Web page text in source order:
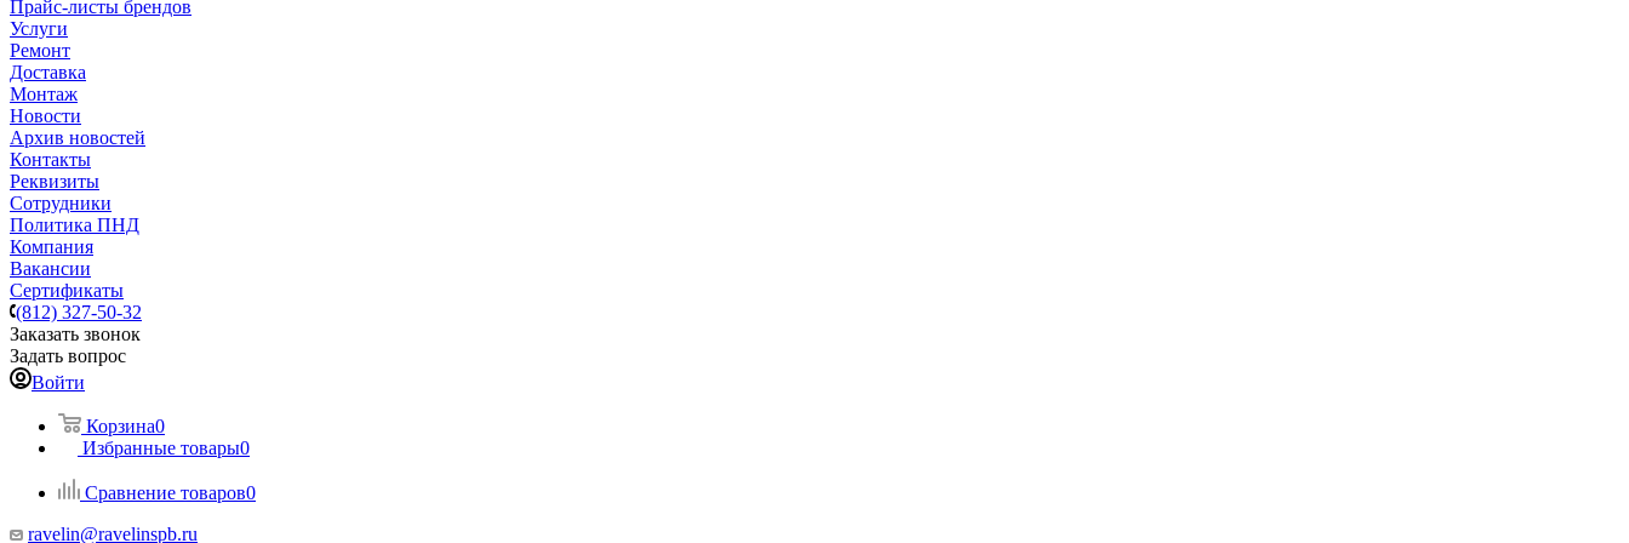
Прайс-листы брендов
Услуги
Ремонт
Доставка
Монтаж
Новости
Архив новостей
Контакты
Реквизиты
Сотрудники
Политика ПНД
Компания
Вакансии
Сертификаты
(812) 327-50-32
Заказать звонок
Задать вопрос
Войти
Корзина0
Избранные товары0
Сравнение товаров0
ravelin@ravelinspb.ru